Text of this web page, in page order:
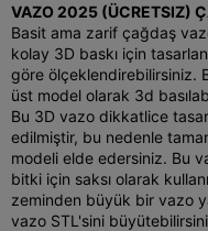
VAZO 2025 (ÜCRETSIZ)
Basit ama zarif çağdaş
kolay 3D baskı için
göre ölçeklendirebilirsiniz.
üst model olarak 3d
Bu 3D vazo dikkatlice
edilmiştir, bu nedenle
modeli elde edersiniz. Bu
bitki için saksı olarak
zeminden büyük bir vazo
vazo STL'sini